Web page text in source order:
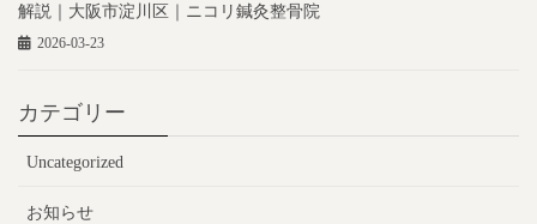
解説｜大阪市淀川区｜ニコリ鍼灸整骨院
2026-03-23
カテゴリー
Uncategorized
お知らせ